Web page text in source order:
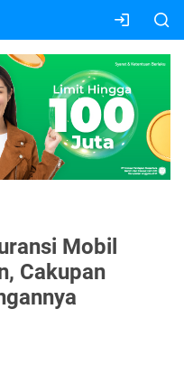
Mobil
Cakupan